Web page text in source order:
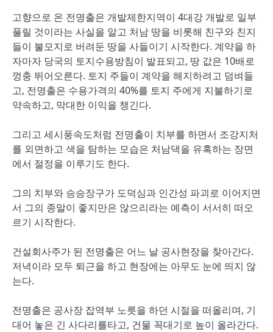
고향으로 온 전명출은 개발제한지역이 4대강 개발로 일부
풀릴 것이라는 사실을 알고 처남 땅을 비롯해 친구와 친지
들이 불모지로 버려둔 땅을 사들이기 시작한다. 계약을 하
자마자 당국의 토지수용방침이 발표되고, 땅 값은 10배로
껑충 뛰어오른다. 토지 주들이 계약을 해지하려고 덤벼들
고, 전명출은 수용가격의 40%를 토지 주에게 지불하기로
약속하고, 막대한 이익을 챙긴다.
그리고 세시풍속도처럼 전명출이 치부를 하면서 조강지처
를 외면하고 색을 탐하는 모습은 처남댁을 유혹하는 장면
에서 절정을 이루기도 한다.
그의 치부와 승승장구가 도덕심과 인간성 파괴로 이어지면
서 그의 종말이 좋지만은 않으리라는 예측이 서서히 떠오
르기 시작한다.
건설회사주가 된 전명출은 어느 날 공사현장을 찾아간다.
저녁이라 모두 퇴근을 하고 현장에는 아무도 눈에 띄지 않
는다.
전명출은 공사장 잡역부 노릇을 하던 시절을 떠올리며, 기
대어 놓은 긴 사다리를타고, 건물 꼭대기로 높이 올라간다.